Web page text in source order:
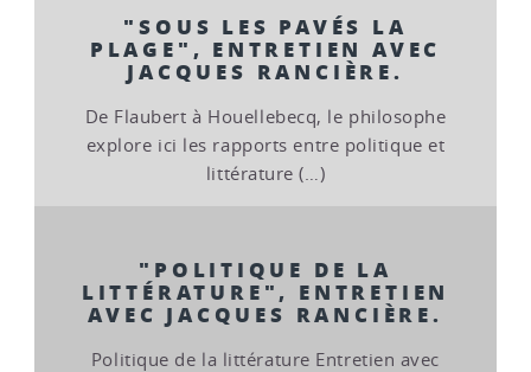
"SOUS LES PAVÉS LA
PLAGE", ENTRETIEN AVEC
JACQUES RANCIÈRE.
De Flaubert à Houellebecq, le philosophe
explore ici les rapports entre politique et
littérature (…)
"POLITIQUE DE LA
LITTÉRATURE", ENTRETIEN
AVEC JACQUES RANCIÈRE.
Politique de la littérature Entretien avec